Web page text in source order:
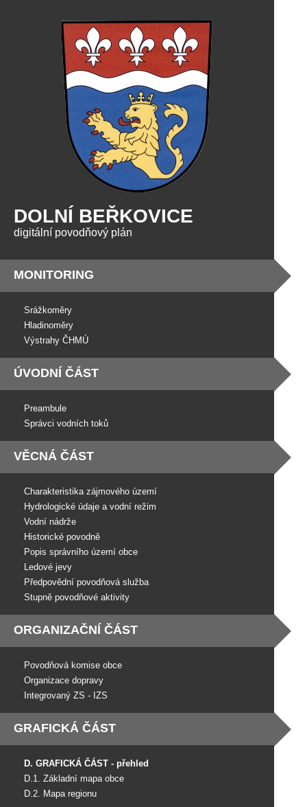
DOLNÍ BEŘKOVICE
digitální povodňový plán
MONITORING
Srážkoměry
Hladinoměry
Výstrahy ČHMÚ
ÚVODNÍ ČÁST
Preambule
Správci vodních toků
VĚCNÁ ČÁST
Charakteristika zájmového území
Hydrologické údaje a vodní režim
Vodní nádrže
Historické povodně
Popis správního území obce
Ledové jevy
Předpovědní povodňová služba
Stupně povodňové aktivity
ORGANIZAČNÍ ČÁST
Povodňová komise obce
Organizace dopravy
Integrovaný ZS - IZS
GRAFICKÁ ČÁST
D. GRAFICKÁ ČÁST - přehled
D.1. Základní mapa obce
D.2. Mapa regionu